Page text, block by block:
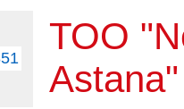
ТОО
Astana"